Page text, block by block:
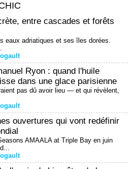
entre cascades et forêts
eaux adriatiques et ses îles dorées.
Ryon : quand l'huile
dans une glace parisienne
pas dû avoir lieu — et qui révèlent,
ouvertures qui vont redéfinir
AMAALA at Triple Bay en juin